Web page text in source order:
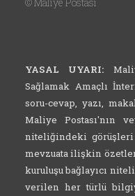
YASAL UYARI:
Sağlamak Amaçlı
soru-cevap, yazı,
Maliye Postası'nın
niteliğindeki görüşleri
mevzuata ilişkin
kuruluşu bağlayıcı
verilen her türlü